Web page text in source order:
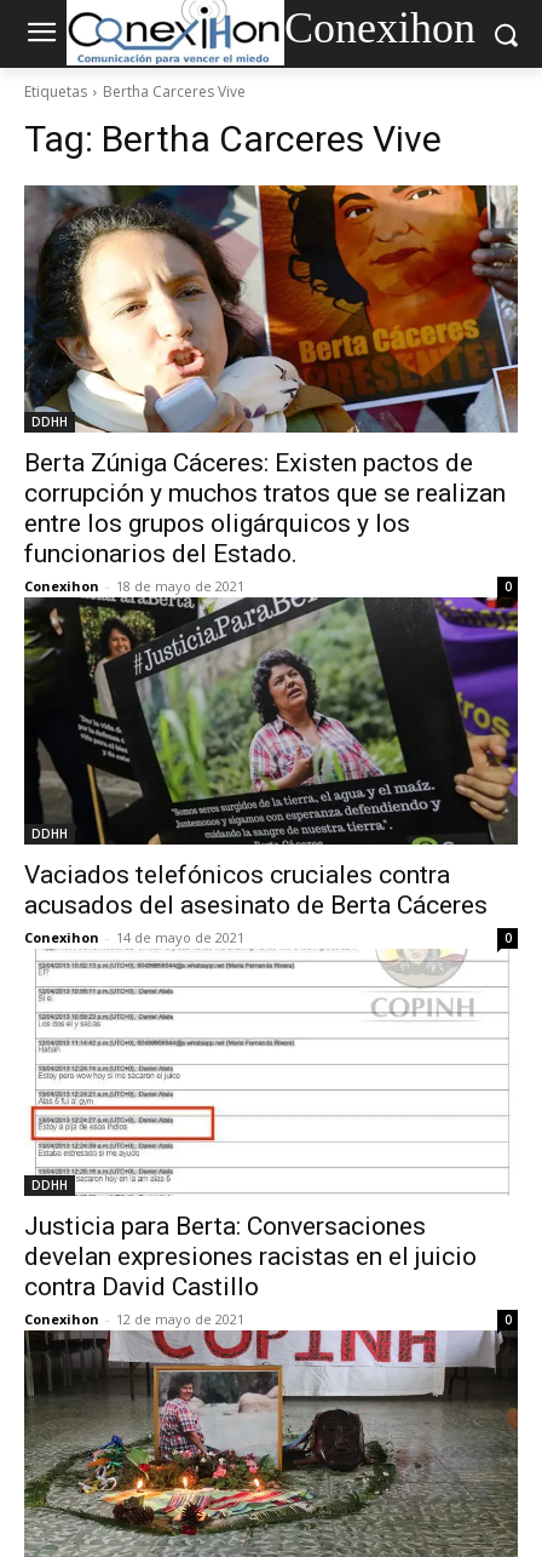
Conexihon
Etiquetas Bertha Carceres Vive
Tag: Bertha Carceres Vive
DDHH
Berta Zúniga Cáceres: Existen pactos de
corrupción y muchos tratos que se realizan
entre los grupos oligárquicos y los
funcionarios del Estado.
Conexihon - 18 de mayo de 2021 0
DDHH
Vaciados telefónicos cruciales contra
acusados del asesinato de Berta Cáceres
Conexihon - 14 de mayo de 2021 0
DDHH
Justicia para Berta: Conversaciones
develan expresiones racistas en el juicio
contra David Castillo
Conexihon - 12 de mayo de 2021 0